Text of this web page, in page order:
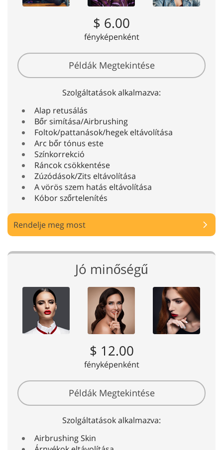
$ 6.00
fényképenként
Példák Megtekintése
Szolgáltatások alkalmazva:
Alap retusálás
Bőr simítása/Airbrushing
Foltok/pattanások/hegek eltávolítása
Arc bőr tónus este
Színkorrekció
Ráncok csökkentése
Zúzódások/Zits eltávolítása
A vörös szem hatás eltávolítása
Kóbor szőrtelenítés
Rendelje meg most
Jó minőségű
$ 12.00
fényképenként
Példák Megtekintése
Szolgáltatások alkalmazva:
Airbrushing Skin